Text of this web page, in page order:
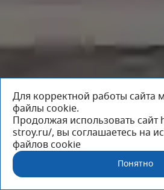
Для корректной работы сайта
файлы cookie.
Продолжая использовать
stroy.ru/, вы соглашаетесь на
файлов cookie
Понятно